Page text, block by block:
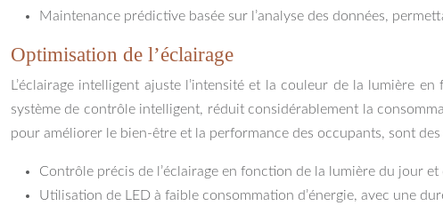
Maintenance prédictive basée sur l’analyse des données,
Optimisation de l’éclairage
L’éclairage intelligent ajuste l’intensité et la couleur de la lumière
système de contrôle intelligent, réduit considérablement la
pour améliorer le bien-être et la performance des occupants, sont
Contrôle précis de l’éclairage en fonction de la lumière du jour
Utilisation de LED à faible consommation d’énergie, avec une